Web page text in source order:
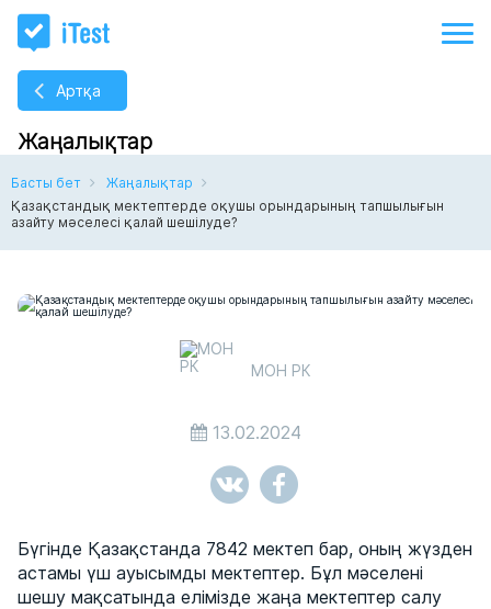
Артқа
Жаңалықтар
Басты бет
Жаңалықтар
Қазақстандық мектептерде оқушы орындарының тапшылығын
азайту мәселесі қалай шешілуде?
МОН РК
13.02.2024
Бүгінде Қазақстанда 7842 мектеп бар, оның жүзден
астамы үш ауысымды мектептер. Бұл мәселені
шешу мақсатында елімізде жаңа мектептер салу